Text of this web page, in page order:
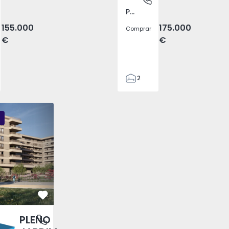
155.000
€
Pego, Abrantes
Comprar
175.000
€
2
- 3
Porto
Favorito
PLENO